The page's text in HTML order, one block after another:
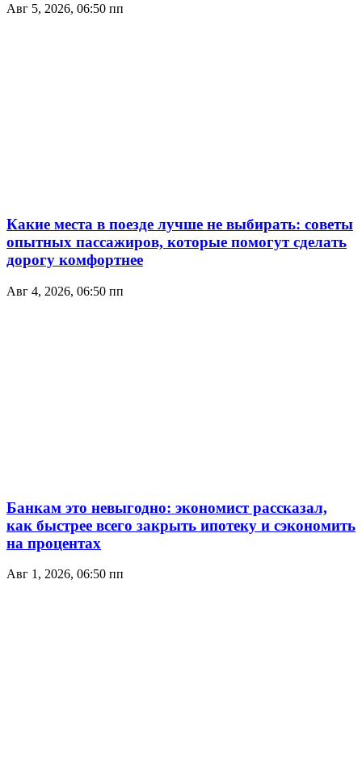
Авг 5, 2026, 06:50 пп
Какие места в поезде лучше не выбирать: советы
опытных пассажиров, которые помогут сделать
дорогу комфортнее
Авг 4, 2026, 06:50 пп
Банкам это невыгодно: экономист рассказал,
как быстрее всего закрыть ипотеку и сэкономить
на процентах
Авг 1, 2026, 06:50 пп